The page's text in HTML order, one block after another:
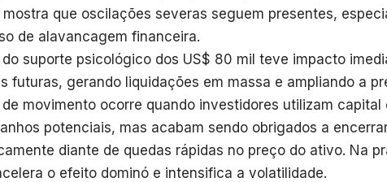
mostra que oscilações severas seguem presentes,
de alavancagem financeira.
do suporte psicológico dos US$ 80 mil teve impacto
futuras, gerando liquidações em massa e ampliando a
de movimento ocorre quando investidores utilizam capital
potenciais, mas acabam sendo obrigados a
diante de quedas rápidas no preço do ativo. Na
o efeito dominó e intensifica a volatilidade.